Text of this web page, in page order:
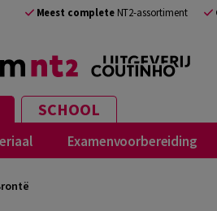
Meest completeNT2-assortiment
SCHOOL
Examenvoorbereiding